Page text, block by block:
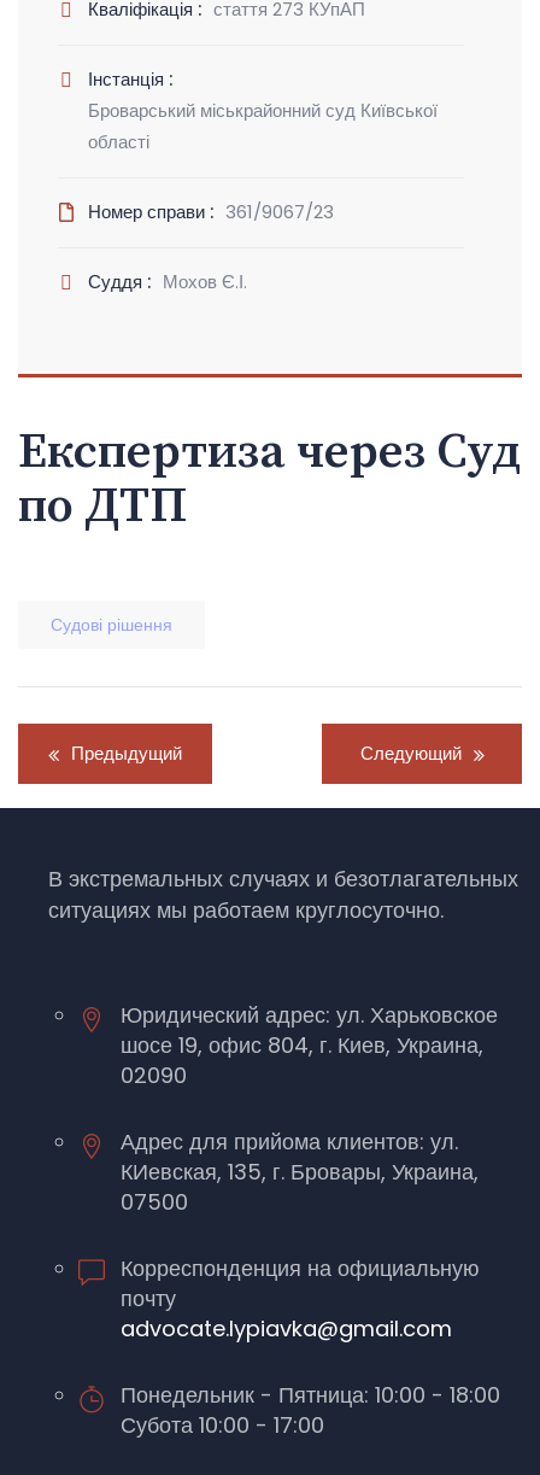
Кваліфікація : стаття 273 КУпАП
Інстанція :
Броварський міськрайонний суд Київської
області
Номер справи : 361/9067/23
Суддя : Мохов Є.І.
Експертиза через Суд
по ДТП
Судові рішення
Навигация
по
Предыдущий Следующий
В экстремальных случаях и безотлагательных
ситуациях мы работаем круглосуточно.
Юридический адрес: ул. Харьковское
шосе 19, офис 804, г. Киев, Украина,
02090
Адрес для прийома клиентов: ул.
КИевская, 135, г. Бровары, Украина,
07500
Корреспонденция на официальную
почту
advocate.lypiavka@gmail.com
Понедельник - Пятница: 10:00 - 18:00
Субота 10:00 - 17:00